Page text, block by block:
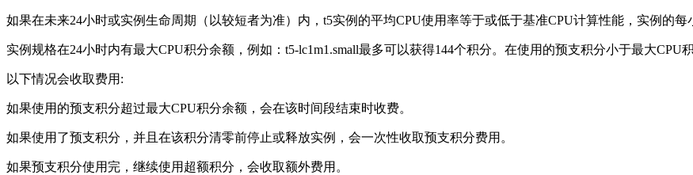
如果在未来24小时或实例生命周期（以较短者为准）内，t5实例的平均CPU使用率等于或低于基准CPU计算性能，实例的
实例规格在24小时内有最大CPU积分余额，例如：t5-lc1m1.small最多可以获得144个积分。在使用的预支积分小于最大CPU
以下情况会收取费用:
如果使用的预支积分超过最大CPU积分余额，会在该时间段结束时收费。
如果使用了预支积分，并且在该积分清零前停止或释放实例，会一次性收取预支积分费用。
如果预支积分使用完，继续使用超额积分，会收取额外费用。